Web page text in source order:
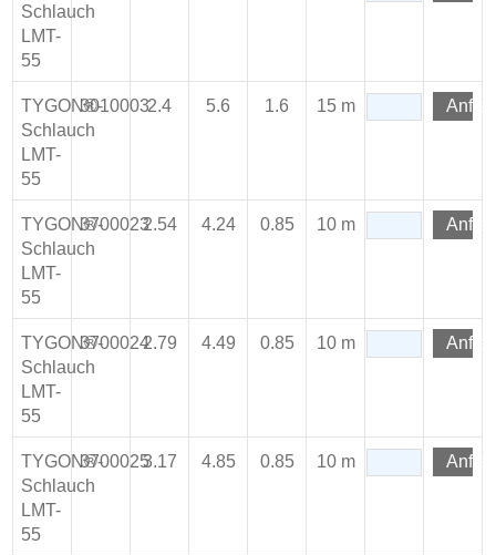
Schlauch
LMT-
55
TYGON®-
Schlauch
LMT-
55
30100032.4 5.6 1.6 15 m
TYGON®-
Schlauch
LMT-
55
37000232.54 4.24 0.85 10 m
TYGON®-
Schlauch
LMT-
55
37000242.79 4.49 0.85 10 m
TYGON®-
Schlauch
LMT-
55
37000253.17 4.85 0.85 10 m